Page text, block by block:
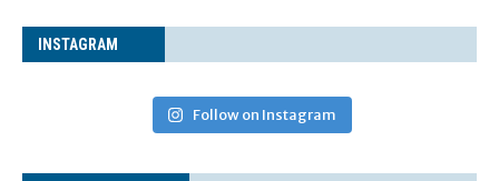
INS­TA­GRAM
Follow on Instagram